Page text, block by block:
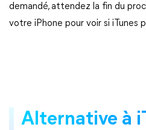
demandé, attendez la fin du
votre iPhone pour voir si iTunes
Alternative à